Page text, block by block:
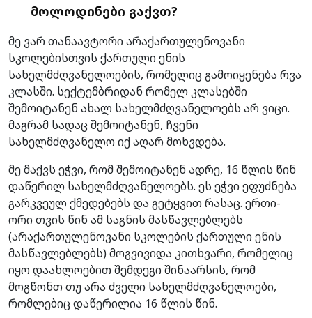
მოლოდინები გაქვთ?
მე ვარ თანაავტორი არაქართულენოვანი
სკოლებისთვის ქართული ენის
სახელმძღვანელოების, რომელიც გამოიყენება რვა
კლასში. სექტემბრიდან რომელ კლასებში
შემოიტანენ ახალ სახელმძღვანელოებს არ ვიცი.
მაგრამ სადაც შემოიტანენ, ჩვენი
სახელმძღვანელო იქ აღარ მოხვდება.
მე მაქვს ეჭვი, რომ შემოიტანენ ადრე, 16 წლის წინ
დაწერილ სახელმძღვანელოებს. ეს ეჭვი ეფუძნება
გარკვეულ ქმედებებს და გეტყვით რასაც. ერთი-
ორი თვის წინ ამ საგნის მასწავლებლებს
(არაქართულენოვანი სკოლების ქართული ენის
მასწავლებლებს) მოგვივიდა კითხვარი, რომელიც
იყო დაახლოებით შემდეგი შინაარსის, რომ
მოგწონთ თუ არა ძველი სახელმძღვანელოები,
რომლებიც დაწერილია 16 წლის წინ.